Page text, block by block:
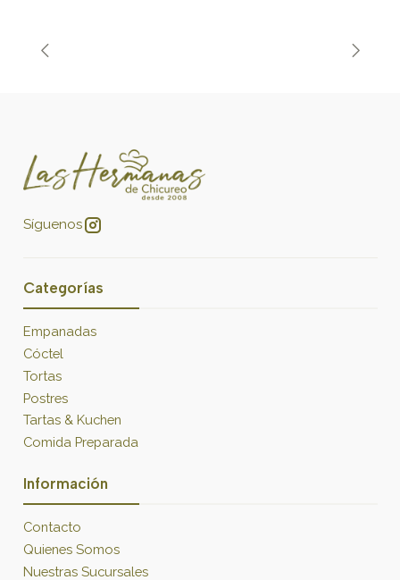
Síguenos
Categorías
Empanadas
Cóctel
Tortas
Postres
Tartas & Kuchen
Comida Preparada
Información
Contacto
Quienes Somos
Nuestras Sucursales